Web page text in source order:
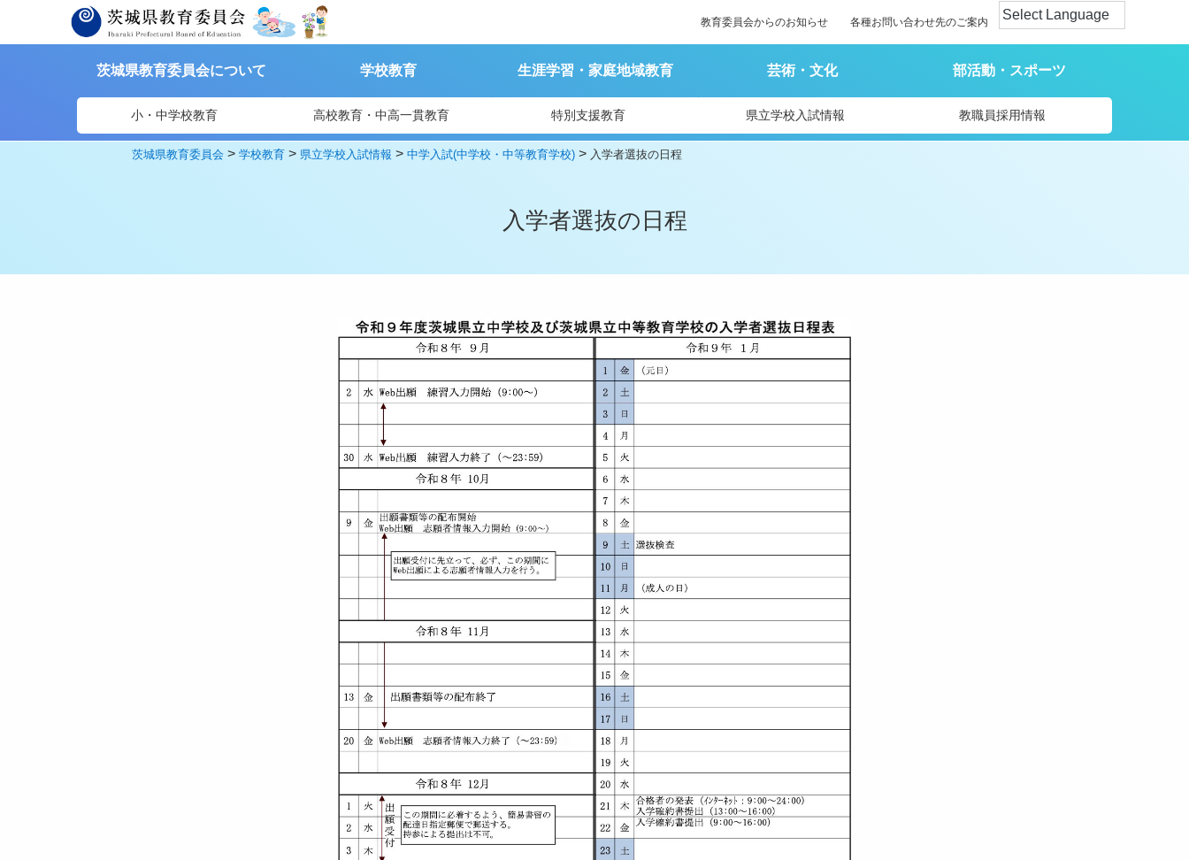
教育委員会からのお知らせ 各種お問い合わせ先のご案内
茨城県教育委員会について 学校教育 生涯学習・家庭地域教育 芸術・文化 部活動・スポーツ
小・中学校教育 高校教育・中高一貫教育 特別支援教育 県立学校入試情報 教職員採用情報
茨城県教育委員会 >学校教育 > 県立学校入試情報 >中学入試(中学校・中等教育学校) > 入学者選抜の日程
入学者選抜の日程